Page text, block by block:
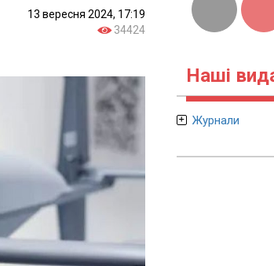
13 вересня 2024, 17:19
34424
Наші
Журнали